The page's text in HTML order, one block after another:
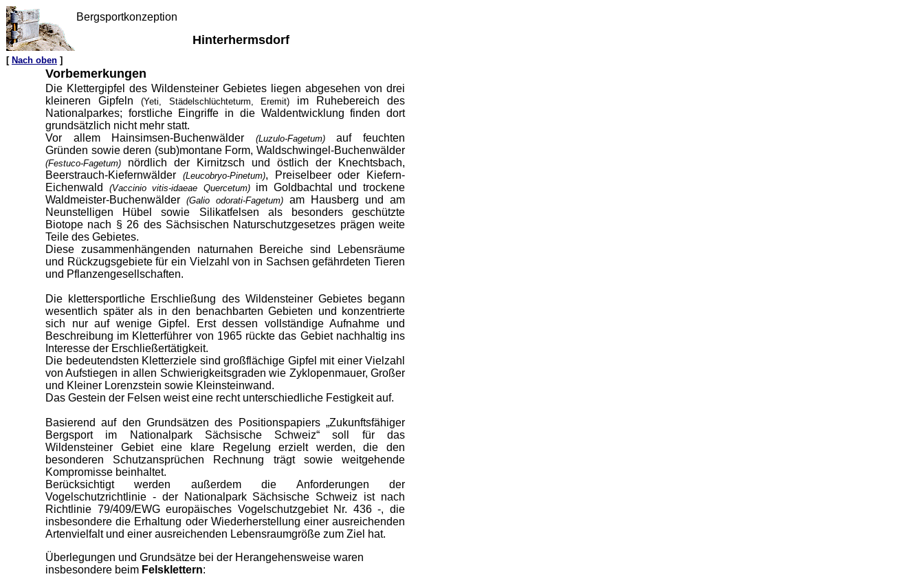
Bergsportkonzeption
Hinterhermsdorf
[ Nach oben ]
Vorbemerkungen
Die Klettergipfel des Wildensteiner Gebietes liegen abgesehen von drei
kleineren Gipfeln (Yeti, Städelschlüchteturm, Eremit) im Ruhebereich des
Nationalparkes; forstliche Eingriffe in die Waldentwicklung finden dort
grundsätzlich nicht mehr statt.
Vor allem Hainsimsen-Buchenwälder (Luzulo-Fagetum)auf feuchten
Gründen sowie deren (sub)montane Form, Waldschwingel-Buchenwälder
(Festuco-Fagetum) nördlich der Kirnitzsch und östlich der Knechtsbach,
Beerstrauch-Kiefernwälder (Leucobryo-Pinetum), Preiselbeer oder Kiefern-
Eichenwald
(Vaccinio vitis-idaeae Quercetum) im Goldbachtal und trockene
Waldmeister-Buchenwälder (Galio odorati-Fagetum) am Hausberg und am
Neunstelligen Hübel sowie Silikatfelsen als besonders geschützte
Biotope nach § 26 des Sächsischen Naturschutzgesetzes prägen weite
Teile des Gebietes.
Diese zusammenhängenden naturnahen Bereiche sind Lebensräume
und Rückzugsgebiete für ein Vielzahl von in Sachsen gefährdeten Tieren
und Pflanzengesellschaften.
Die klettersportliche Erschließung des Wildensteiner Gebietes begann
wesentlich später als in den benachbarten Gebieten und konzentrierte
sich nur auf wenige Gipfel. Erst dessen vollständige Aufnahme und
Beschreibung im Kletterführer von 1965 rückte das Gebiet nachhaltig ins
Interesse der Erschließertätigkeit.
Die bedeutendsten Kletterziele sind großflächige Gipfel mit einer Vielzahl
von Aufstiegen in allen Schwierigkeitsgraden wie Zyklopenmauer, Großer
und Kleiner Lorenzstein sowie Kleinsteinwand.
Das Gestein der Felsen weist eine recht unterschiedliche Festigkeit auf.
Basierend auf den Grundsätzen des Positionspapiers „Zukunftsfähiger
Bergsport im Nationalpark Sächsische Schweiz“ soll für das
Wildensteiner Gebiet eine klare Regelung erzielt werden, die den
besonderen Schutzansprüchen Rechnung trägt sowie weitgehende
Kompromisse beinhaltet.
Berücksichtigt werden außerdem die Anforderungen der
Vogelschutzrichtlinie - der Nationalpark Sächsische Schweiz ist nach
Richtlinie 79/409/EWG europäisches Vogelschutzgebiet Nr. 436 -, die
insbesondere die Erhaltung oder Wiederherstellung einer ausreichenden
Artenvielfalt und einer ausreichenden Lebensraumgröße zum Ziel hat.
Überlegungen und Grundsätze bei der Herangehensweise waren
insbesondere beim Felsklettern: